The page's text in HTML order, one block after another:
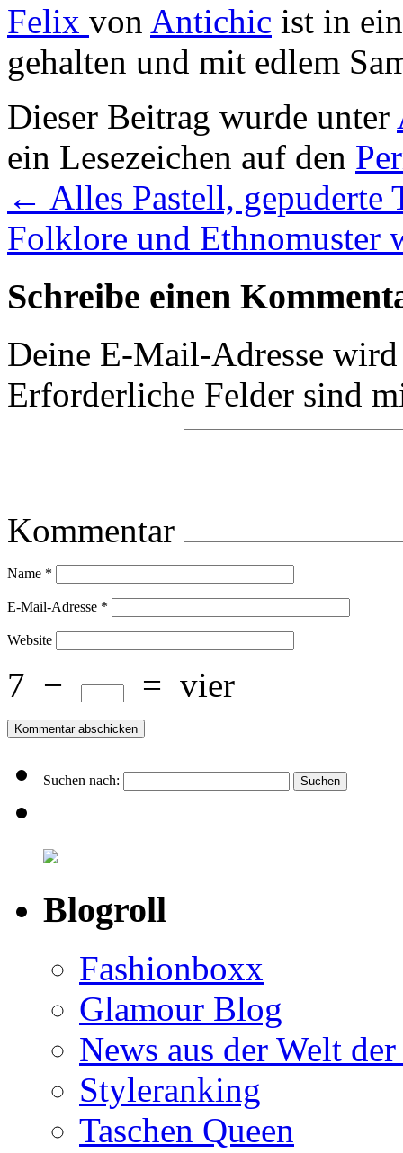
Felix von Antichic ist in
gehalten und mit edlem
Dieser Beitrag wurde unter
ein Lesezeichen auf den
← Alles Pastell, gepuderte
Folklore und Ethnomuster
Schreibe einen
Deine E-Mail-Adresse
Erforderliche Felder sind
Kommentar
Name *
E-Mail-Adresse *
Website
7 − = vier
Suchen nach:
Blogroll
Fashionboxx
Glamour Blog
News aus der Welt
Styleranking
Taschen Queen